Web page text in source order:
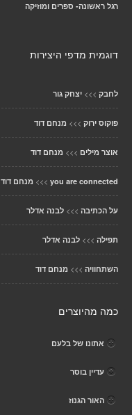
רגל ראשונה- ספרים ומוזיקה
דוגמית מדפי היצירות
לחבק >>> יצחק גור
פוקוס ירוק >>> מנחם דוד
אוצר מילים >>> מנחם דוד
you are connected
>>> מנחם דוד
על הכתיבה >>> לבנה אדלר
תפילה >>> לבנה אדלר
השתחוויה >>> מנחם דוד
כמה מהיוצרים
אתונו של בלעם
עדיין בוסר
האור הגנוז